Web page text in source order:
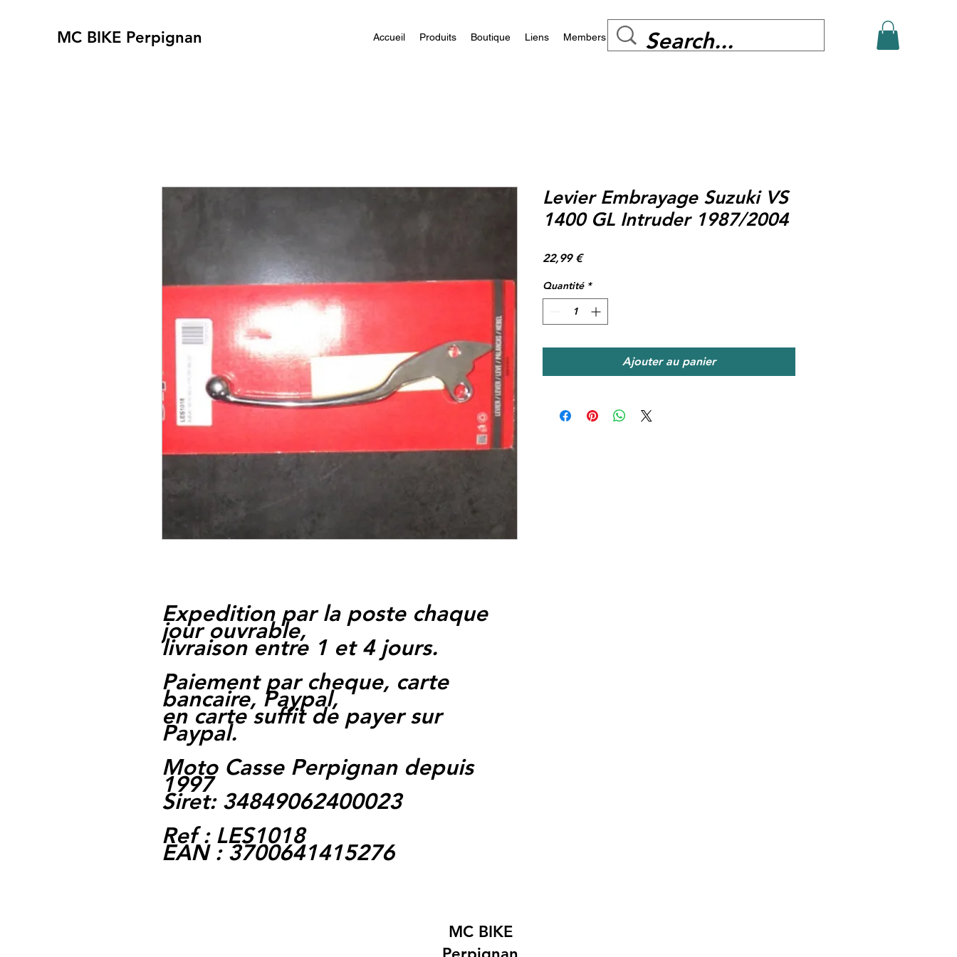
MC BIKE Perpignan Accueil Produits Boutique Liens Members
Expedition par la poste chaque
jour ouvrable,
livraison entre 1 et 4 jours.
Paiement par cheque, carte
bancaire, Paypal,
en carte suffit de payer sur
Paypal.
Moto Casse Perpignan depuis
1997
Siret: 34849062400023
Ref : LES1018
EAN : 3700641415276
Levier Embrayage Suzuki VS
1400 GL Intruder 1987/2004
22,99 €Prix
Quantité *
Ajouter au panier
MC BIKE